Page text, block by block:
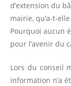
d’extension du
mairie, qu’a-t-
Pourquoi aucun
pour l’avenir du
Lors du conseil
information n’a